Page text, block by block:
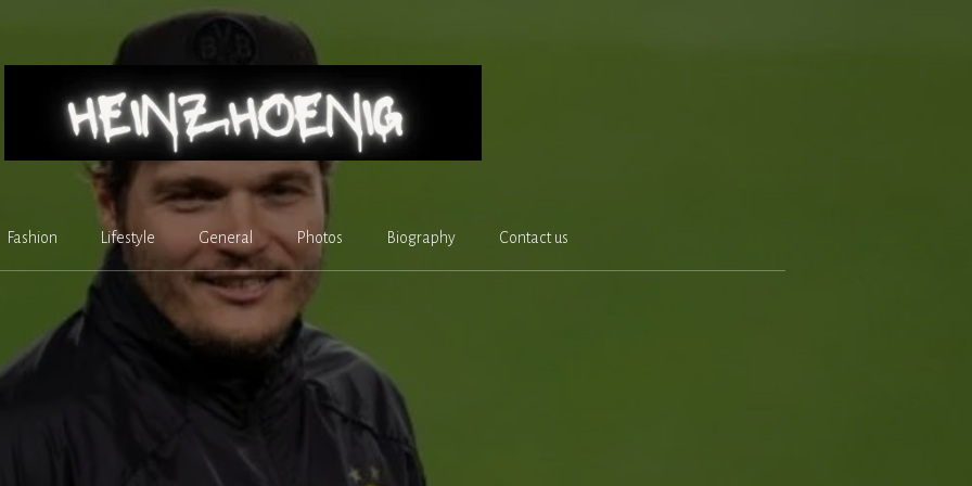
Fashion Lifestyle General Photos Biography Contact us